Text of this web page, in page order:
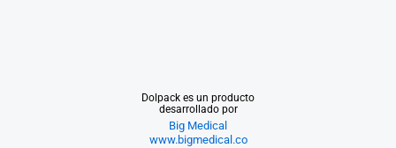
Dolpack es un producto
desarrollado por
Big Medical
www.bigmedical.co